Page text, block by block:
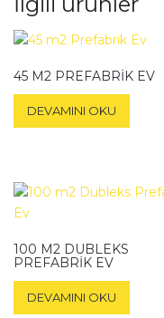
45 M2 PREFABRIK EV
DEVAMINI OKU
100 M2 DUBLEKS
PREFABRIK EV
DEVAMINI OKU